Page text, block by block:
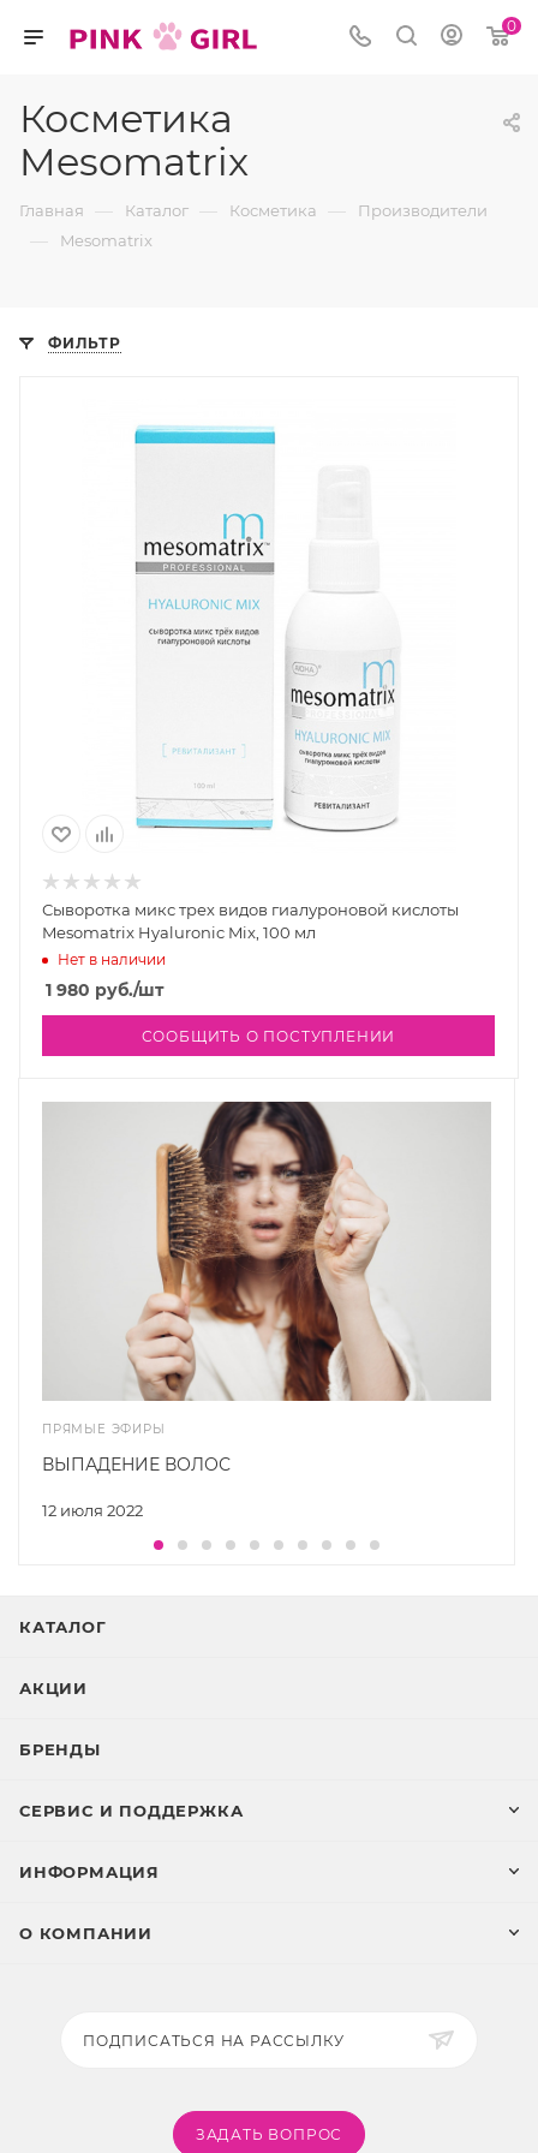
0
Косметика
Mesomatrix
Главная — Каталог — Косметика — Производители
— Mesomatrix
ФИЛЬТР
Сыворотка микс трех видов гиалуроновой кислоты
Mesomatrix Hyaluronic Mix, 100 мл
Нет в наличии
1 980 руб./шт
СООБЩИТЬ О ПОСТУПЛЕНИИ
ПРЯМЫЕ ЭФИРЫ
12 июля 2022
ВЫПАДЕНИЕ ВОЛОС
КАТАЛОГ
АКЦИИ
БРЕНДЫ
СЕРВИС И ПОДДЕРЖКА
ИНФОРМАЦИЯ
О КОМПАНИИ
ПОДПИСАТЬСЯ НА РАССЫЛКУ
ЗАДАТЬ ВОПРОС